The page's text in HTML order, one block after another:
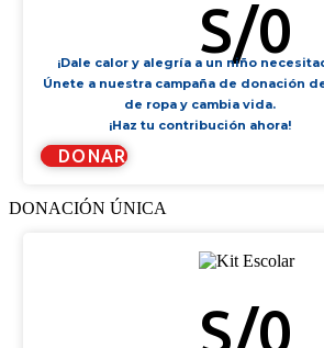
S/0
¡Dale calor y alegría a un niño
Únete a nuestra campaña de donación
de ropa y cambia vida.
¡Haz tu contribución ahora!
DONAR
DONACIÓN ÚNICA
S/0